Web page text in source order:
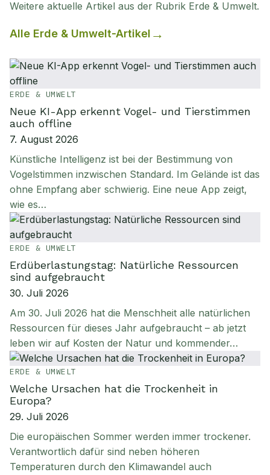
Weitere aktuelle Artikel aus der Rubrik Erde & Umwelt.
Alle Erde & Umwelt-Artikel
ERDE & UMWELT
Neue KI-App erkennt Vogel- und Tierstimmen
auch offline
7. August 2026
Künstliche Intelligenz ist bei der Bestimmung von
Vogelstimmen inzwischen Standard. Im Gelände ist das
ohne Empfang aber schwierig. Eine neue App zeigt,
wie es…
ERDE & UMWELT
Erdüberlastungstag: Natürliche Ressourcen
sind aufgebraucht
30. Juli 2026
Am 30. Juli 2026 hat die Menschheit alle natürlichen
Ressourcen für dieses Jahr aufgebraucht – ab jetzt
leben wir auf Kosten der Natur und kommender…
ERDE & UMWELT
Welche Ursachen hat die Trockenheit in
Europa?
29. Juli 2026
Die europäischen Sommer werden immer trockener.
Verantwortlich dafür sind neben höheren
Temperaturen durch den Klimawandel auch